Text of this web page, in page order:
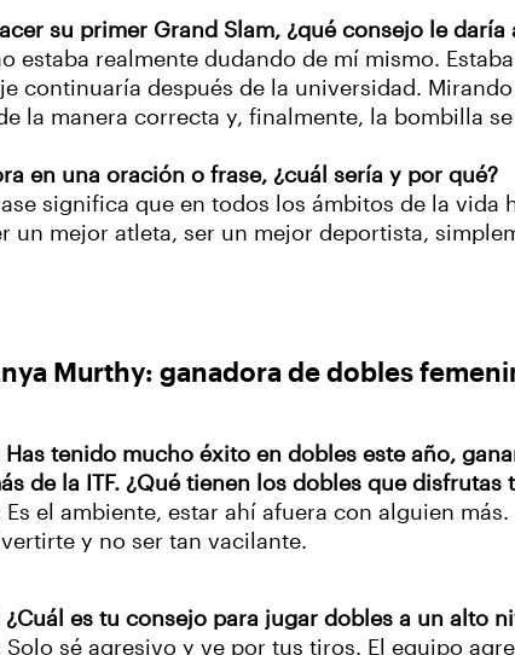
su primer Grand Slam, ¿qué consejo le daría
estaba realmente dudando de mí mismo.
continuaría después de la universidad.
la manera correcta y, finalmente, la bombilla
en una oración o frase, ¿cuál sería y por qué?
significa que en todos los ámbitos de la vida
un mejor atleta, ser un mejor deportista,
Murthy: ganadora de dobles
Has tenido mucho éxito en dobles este año,
de la ITF. ¿Qué tienen los dobles que disfrutas
Es el ambiente, estar ahí afuera con alguien
y no ser tan vacilante.
¿Cuál es tu consejo para jugar dobles a un alto
Solo sé agresivo y ve por tus tiros. El equipo